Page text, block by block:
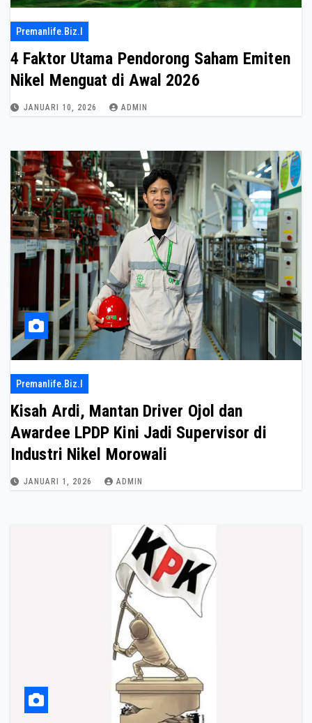
Premanlife.biz.i
4 Faktor Utama Pendorong Saham Emiten
Nikel Menguat di Awal 2026
JANUARI 10, 2026 ADMIN
Premanlife.biz.i
Kisah Ardi, Mantan Driver Ojol dan
Awardee LPDP Kini Jadi Supervisor di
Industri Nikel Morowali
JANUARI 1, 2026 ADMIN